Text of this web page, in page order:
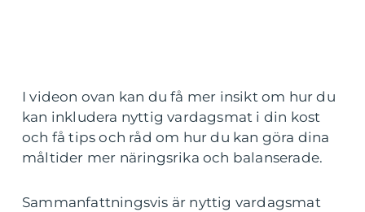
I videon ovan kan du få mer insikt om hur du
kan inkludera nyttig vardagsmat i din kost
och få tips och råd om hur du kan göra dina
måltider mer näringsrika och balanserade.
Sammanfattningsvis är nyttig vardagsmat